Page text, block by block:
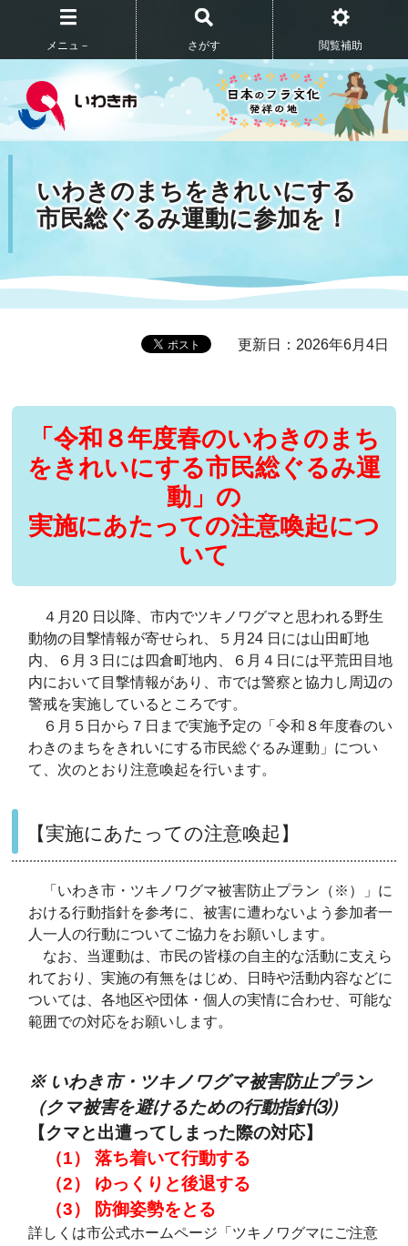
メニュ－ さがす 閲覧補助
いわきのまちをきれいにする
市民総ぐるみ運動に参加を！
更新日：2026年6月4日
「令和８年度春のいわきのまち
をきれいにする市民総ぐるみ運
動」の
実施にあたっての注意喚起につ
いて
４月20 日以降、市内でツキノワグマと思われる野生
動物の目撃情報が寄せられ、５月24 日には山田町地
内、６月３日には四倉町地内、６月４日には平荒田目地
内において目撃情報があり、市では警察と協力し周辺の
警戒を実施しているところです。
６月５日から７日まで実施予定の「令和８年度春のい
わきのまちをきれいにする市民総ぐるみ運動」につい
て、次のとおり注意喚起を行います。
【実施にあたっての注意喚起】
「いわき市・ツキノワグマ被害防止プラン（※）」に
おける行動指針を参考に、被害に遭わないよう参加者一
人一人の行動についてご協力をお願いします。
なお、当運動は、市民の皆様の自主的な活動に支えら
れており、実施の有無をはじめ、日時や活動内容などに
ついては、各地区や団体・個人の実情に合わせ、可能な
範囲での対応をお願いします。
※ いわき市・ツキノワグマ被害防止プラン
（クマ被害を避けるための行動指針⑶）
【クマと出遭ってしまった際の対応】
（1） 落ち着いて行動する
（2） ゆっくりと後退する
（3） 防御姿勢をとる
詳しくは市公式ホームページ「ツキノワグマにご注意